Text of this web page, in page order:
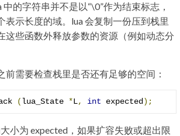
的字符串并不是以“\0”作为结束标志，
表示长度的域。lua 会复制一份压到栈里
这些函数外释放参数的资源（例如动态分
前需要检查栈里是否还有足够的空间：
(lua_State *L, int expected );
小为 expected，如果扩容失败或超出限